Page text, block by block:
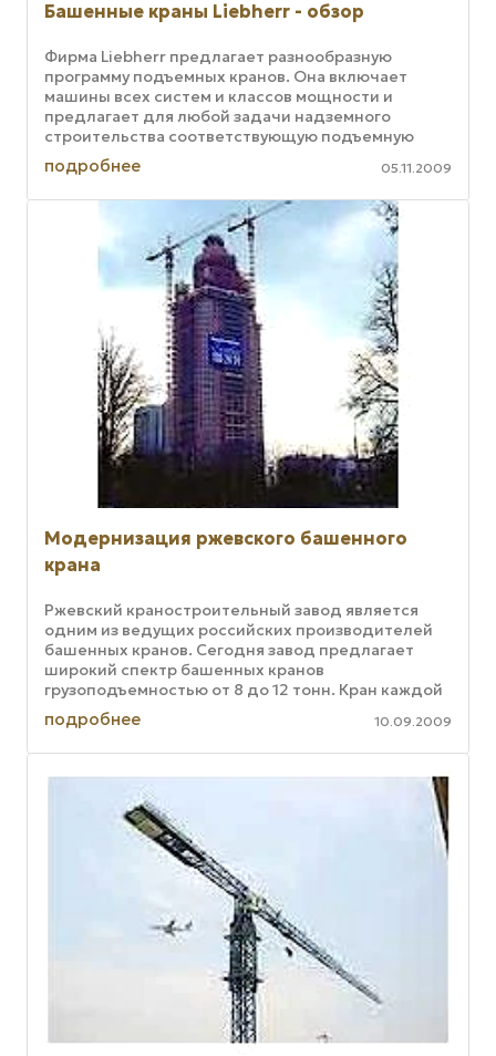
Башенные краны Liebherr - обзор
Фирма Liebherr предлагает разнообразную
программу подъемных кранов. Она включает
машины всех систем и классов мощности и
предлагает для любой задачи надземного
строительства соответствующую подъемную
технику. Быстромонтируемые краны и ...
подробнее 05.11.2009
Модернизация ржевского башенного
крана
Ржевский краностроительный завод является
одним из ведущих российских производителей
башенных кранов. Сегодня завод предлагает
широкий спектр башенных кранов
грузоподъемностью от 8 до 12 тонн. Кран каждой
марки имеет несколько исполнений, что ...
подробнее 10.09.2009